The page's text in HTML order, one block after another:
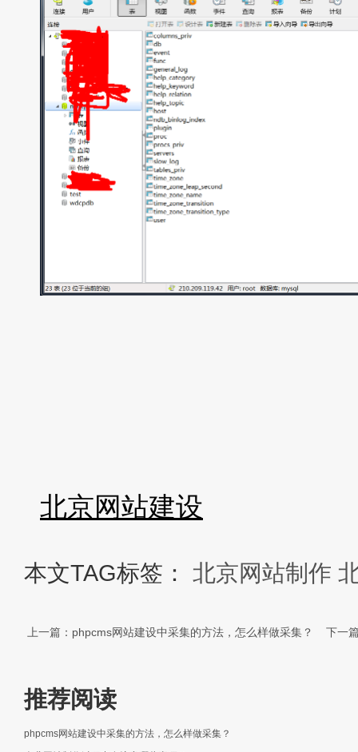
北京网站建设
本文TAG标签： 北京网站制作
上一篇：phpcms网站建设中采集的方法，怎么样做采集？ 下一
推荐阅读
phpcms网站建设中采集的方法，怎么样做采集？